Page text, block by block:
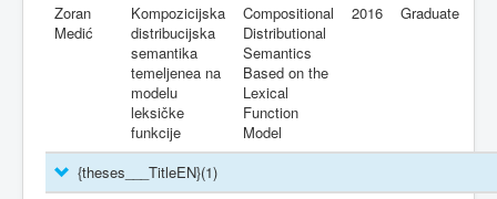
Zoran
Medić
Kompozicijska
distribucijska
semantika
temeljenea na
modelu
leksičke
funkcije
Compositional
Distributional
Semantics
Based on the
Lexical
Function
Model
2016 Graduate
{theses___TitleEN}(1)